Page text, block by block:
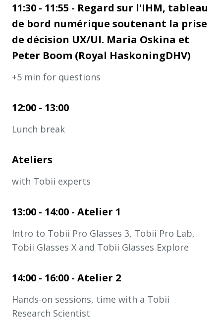
11:30 - 11:55 - Regard sur l'IHM, tableau
de bord numérique soutenant la prise
de décision UX/UI. Maria Oskina et
Peter Boom (Royal HaskoningDHV)
+5 min for questions
12:00 - 13:00
Lunch break
Ateliers
with Tobii experts
13:00 - 14:00 - Atelier 1
Intro to Tobii Pro Glasses 3, Tobii Pro Lab,
Tobii Glasses X and Tobii Glasses Explore
14:00 - 16:00 - Atelier 2
Hands-on sessions, time with a Tobii
Research Scientist